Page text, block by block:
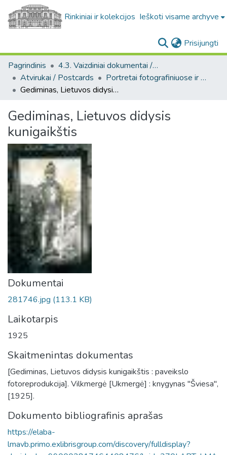
Rinkiniai ir kolekcijos Ieškoti visame archyve
Prisijungti
Pagrindinis
4.3. Vaizdiniai dokumentai / Visual documents
Atvirukai / Postcards
Portretai fotografiniuose ir meniniuose atvirukuose [1905-1996] / Portraits on photo and art postcards [1905-1996]
Gediminas, Lietuvos didysis kunigaikštis
Gediminas, Lietuvos didysis
kunigaikštis
Dokumentai
281746.jpg (113.1 KB)
Laikotarpis
1925
Skaitmenintas dokumentas
[Gediminas, Lietuvos didysis kunigaikštis : paveikslo
fotoreprodukcija]. Vilkmergė [Ukmergė] : knygynas "Šviesa",
[1925].
Dokumento bibliografinis aprašas
https://elaba-
lmavb.primo.exlibrisgroup.com/discovery/fulldisplay?